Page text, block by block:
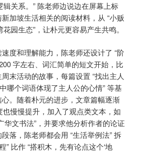
辑关系。” 陈老师边说边在屏幕上标
加坡生活相关的阅读材料，从 “小贩
园生态”，让朴元更容易产生共鸣。
度和理解能力，陈老师还设计了 “阶
字左右、词汇简单的短文开始，比
末活动的故事，每篇设置 “找出主人
哪个词语体现了主人公的心情” 等基
。随着朴元的进步，文章篇幅逐渐
慢慢提升，加入了观点类文本，如
华文书法”，并要求他分析作者的论证
落，陈老师都会用 “生活举例法” 拆
” 比作 “搭积木，先有论点这个‘地